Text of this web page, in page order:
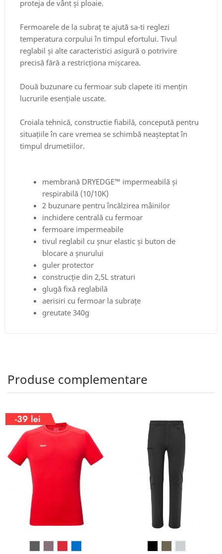
proteja de vânt și ploaie.
Fermoarele de la subraț te ajută sa-ti reglezi
temperatura corpului în timpul efortului. Tivul
reglabil și alte caracteristici asigură o potrivire
precisă fără a restricționa mișcarea.
Două buzunare cu fermoar sub clapete iti mențin
lucrurile esențiale uscate.
Croiala tehnică, constructie fiabilă, concepută pentru
situațiile în care vremea se schimbă neașteptat în
timpul drumetiilor.
membrană DRYEDGE™ impermeabilă și
respirabilă (10/10K)
2 buzunare pentru încălzirea mâinilor
inchidere centrală cu fermoar
fermoare impermeabile
tivul reglabil cu șnur elastic și buton de
blocare a șnurului
guler protector
construcție din 2,5L straturi
glugă fixă ​​reglabilă
aerisiri cu fermoar la subrațe
greutate 340g
Produse complementare
-39 lei